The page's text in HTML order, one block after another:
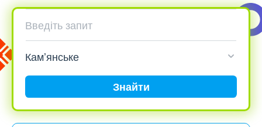
Знайти